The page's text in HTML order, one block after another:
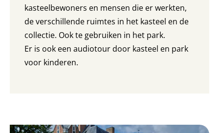
kasteelbewoners en mensen die er werkten,
de verschillende ruimtes in het kasteel en de
collectie. Ook te gebruiken in het park.
Er is ook een audiotour door kasteel en park
voor kinderen.